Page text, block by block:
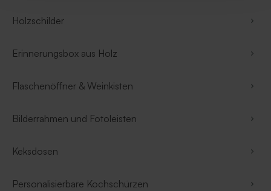
Holzschilder
Erinnerungsbox aus Holz
Flaschenöffner & Weinkisten
Bilderrahmen und Fotoleisten
Keksdosen
Personalisierbare Kochschürzen